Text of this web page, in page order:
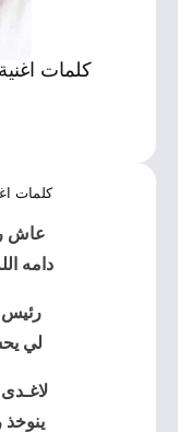
كلمات
كلمات
عاش
دامه
رئيس
لي
ينوخذ